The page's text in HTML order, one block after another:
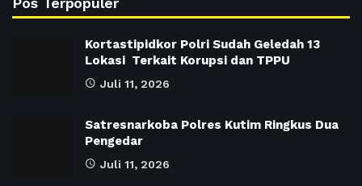
Kortastipidkor Polri Sudah Geledah 13
Lokasi Terkait Korupsi dan TPPU
Juli 11, 2026
Satresnarkoba Polres Kutim Ringkus Dua
Pengedar
Juli 11, 2026